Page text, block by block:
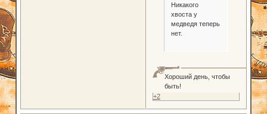
Никакого
хвоста у
медведя теперь
нет.
Хороший день, чтобы
быть!
+2